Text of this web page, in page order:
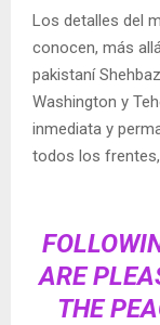
Los detalles del
conocen, más
pakistaní
Washington y
inmediata y
todos los frentes,
ARE
THE